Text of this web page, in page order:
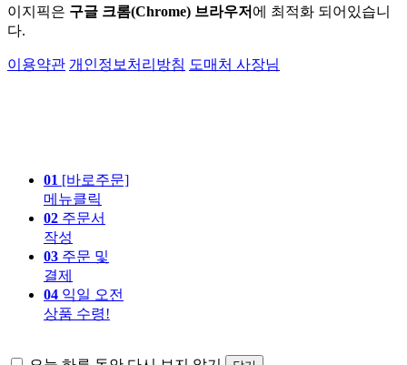
이지픽은 구글 크롬(Chrome) 브라우저 에 최적화 되어있습니
다.
이용약관 개인정보처리방침 도매처 사장님
01 [바로주문]
메뉴클릭
02 주문서
작성
03 주문 및
결제
04 익일 오전
상품 수령!